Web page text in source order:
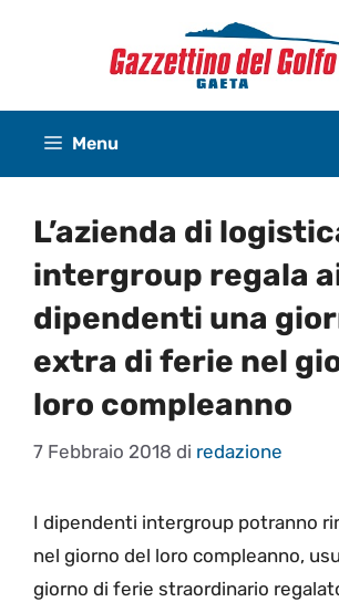
Menu
L’azienda di
intergroup regala
dipendenti una
extra di ferie nel
loro compleanno
7 Febbraio 2018 di redazione
I dipendenti intergroup potranno
nel giorno del loro compleanno,
giorno di ferie straordinario